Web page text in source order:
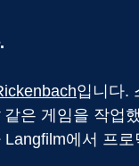
입 니다.
같은 게임을 작업
에서 프